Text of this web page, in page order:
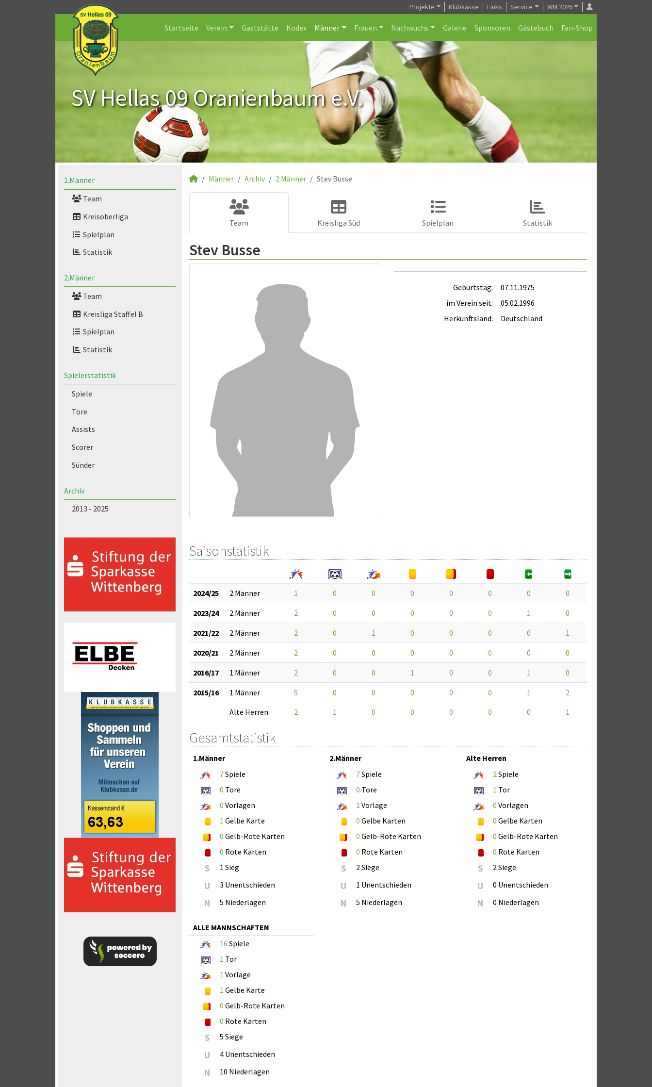
Projekte Klubkasse Links Service WM 2026
Startseite Verein Gaststätte Kodex Männer Frauen Nachwuchs Galerie Sponsoren Gästebuch Fan-Shop
SV Hellas 09 Oranienbaum e.V.
1.Männer
Team
Kreisoberliga
Spielplan
Statistik
2.Männer
Team
Kreisliga Staffel B
Spielplan
Statistik
Spielerstatistik
Spiele
Tore
Assists
Scorer
Sünder
Archiv
2013 - 2025
Männer Archiv 2.Männer Stev Busse
Team Kreisliga Süd Spielplan Statistik
Stev Busse
Geburtstag:
07.11.1975
im Verein seit:
05.02.1996
Herkunftsland:
Deutschland
Saisonstatistik
2024/25 2.Männer 1 0 0 0 0 0 0 0
2023/24 2.Männer 2 0 0 0 0 0 1 0
2021/22 2.Männer 2 0 1 0 0 0 0 1
2020/21 2.Männer 2 0 0 0 0 0 0 0
2016/17 1.Männer 2 0 0 1 0 0 1 0
2015/16 1.Männer 5 0 0 0 0 0 1
2
Alte Herren
2 1 0 0 0 0 0 1
Gesamtstatistik
1.Männer
7Spiele
0 Tore
0 Vorlagen
1 Gelbe Karte
0 Gelb-Rote Karten
0 Rote Karten
S 1 Sieg
U 3 Unentschieden
N 5 Niederlagen
2.Männer
7Spiele
0 Tore
1 Vorlage
0 Gelbe Karten
0 Gelb-Rote Karten
0 Rote Karten
S 2 Siege
U 1 Unentschieden
N 5 Niederlagen
Alte Herren
2 Spiele
1 Tor
0 Vorlagen
0 Gelbe Karten
0 Gelb-Rote Karten
0 Rote Karten
S 2 Siege
U 0 Unentschieden
N 0 Niederlagen
ALLE MANNSCHAFTEN
16 Spiele
1 Tor
1 Vorlage
1 Gelbe Karte
0 Gelb-Rote Karten
0 Rote Karten
S 5 Siege
U 4 Unentschieden
N 10 Niederlagen